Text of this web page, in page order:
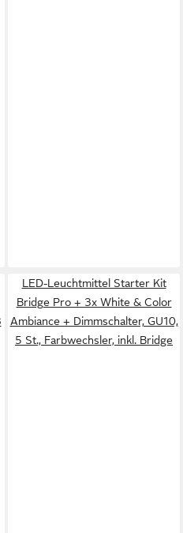
LED-Leuchtmittel Starter Kit
Bridge Pro + 3x White & Color
Ambiance + Dimmschalter, GU10,
5 St., Farbwechsler, inkl. Bridge